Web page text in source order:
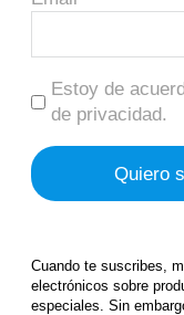
Estoy de
de privacidad.
Cuando te suscribes,
electrónicos sobre
especiales. Sin